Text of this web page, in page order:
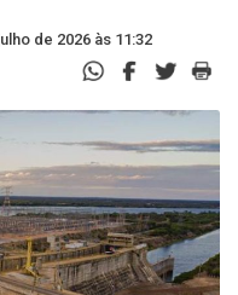
de 2026 às 11:32